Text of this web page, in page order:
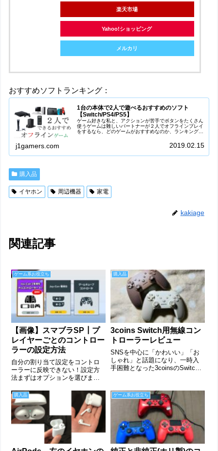
楽天市場
Yahoo!ショッピング
メルカリ
おすすめソフトランキング：
1台の本体で2人で遊べるおすすめのソフト
【Switch/PS4/PS5】
ゲーム好きな私と、アクションが苦手でボタンをたくさん
使うゲームは難しいパートナーが２人でオフラインプレイ
をするなら、どのゲームがおすすめなのか、ランキングを
j1gamers.com 2019.02.15
購入品
イヤホン 周辺機器 家電
kakiage
関連記事
ゲーム系お役立ち
【画像】スマブラSP┃プ
レイヤーごとのコントロー
ラーの設定方法
自分の割り当て設定をコントロ
ーラーに反映できない！設定方
法まずはオプションを選びま
まえ入力」を選び、好きな設定
名を決めます(私の場合は「カキ
アゲ」)ここからがよくやってし
まう間違いなんですが、公式の
コントローラは...
購入品
3coins Switch用無線コン
トローラーレビュー
SNSを中心に「かわいい」「お
しゃれ」と話題になり、一時入
手困難となった3coinsのSwitch
直な感想を記したいと思いま
す。製品について 内容物：ワイ
ヤレスゲームコントローラー本
購入品 ゲーム系お役立ち